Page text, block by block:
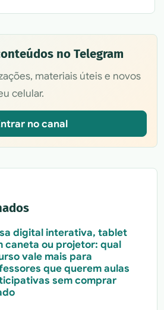
no Telegram
materiais úteis e novos
celular.
no canal
digital interativa, tablet
caneta ou projetor: qual
vale mais para
que querem aulas
sem comprar